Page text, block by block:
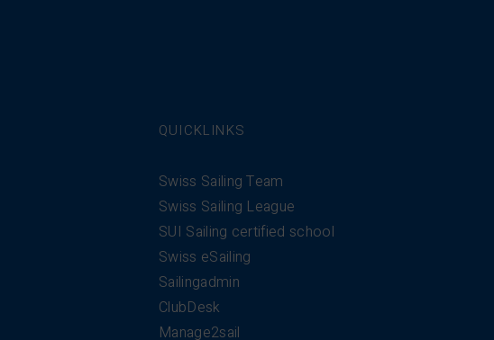
QUICKLINKS
Swiss Sailing Team
Swiss Sailing League
SUI Sailing certified school
Swiss eSailing
Sailingadmin
ClubDesk
Manage2sail